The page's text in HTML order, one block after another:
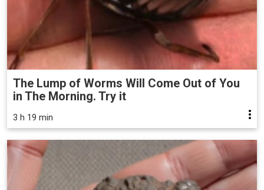
The Lump of Worms Will Come Out of You
in The Morning. Try it
3 h 19 min